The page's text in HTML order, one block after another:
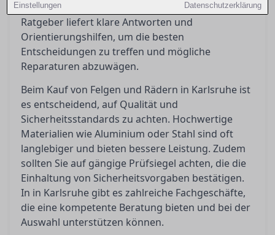
Einstellungen Datenschutzerklärung
Eintragungspflicht ist unerlässlich. Dieser
Ratgeber liefert klare Antworten und
Orientierungshilfen, um die besten
Entscheidungen zu treffen und mögliche
Reparaturen abzuwägen.
Beim Kauf von Felgen und Rädern in Karlsruhe ist
es entscheidend, auf Qualität und
Sicherheitsstandards zu achten. Hochwertige
Materialien wie Aluminium oder Stahl sind oft
langlebiger und bieten bessere Leistung. Zudem
sollten Sie auf gängige Prüfsiegel achten, die die
Einhaltung von Sicherheitsvorgaben bestätigen.
In in Karlsruhe gibt es zahlreiche Fachgeschäfte,
die eine kompetente Beratung bieten und bei der
Auswahl unterstützen können.